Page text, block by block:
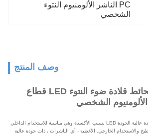
PC الناشر الألومنيوم النتوء
الشخصي
وصف المنتج
35x35mm الحائط قلادة ضوء النتوء LED قطاع
الألومنيوم الشخصي
لا تصدأ مقاطع الألمنيوم المؤكسدة عالية الجودة LED بسبب الأكسدة وهي مناسبة للاستخدام الداخلي
والاستخدام الخارجي. الأغطية ، أي الناشرات ، ذات جودة عالية